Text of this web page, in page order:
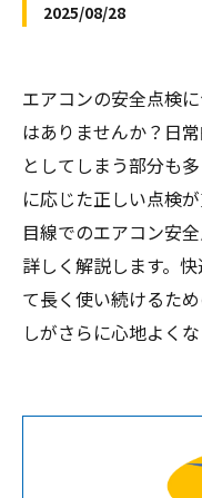
2025/08/28
エアコンの安全点検
はありませんか？日
としてしまう部分も
に応じた正しい点検
目線でのエアコン安
詳しく解説します。
て長く使い続けるた
しがさらに心地よくな